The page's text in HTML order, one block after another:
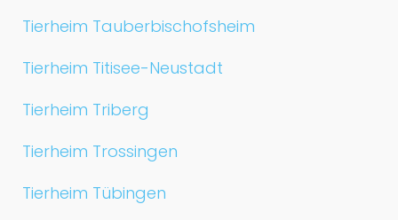
Tierheim Tauberbischofsheim
Tierheim Titisee-Neustadt
Tierheim Triberg
Tierheim Trossingen
Tierheim Tübingen